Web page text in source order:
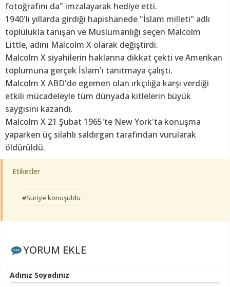
fotoğrafını da" imzalayarak hediye etti.
1940'lı yıllarda girdiği hapishanede "İslam milleti" adlı
toplulukla tanışan ve Müslümanlığı seçen Malcolm
Little, adını Malcolm X olarak değiştirdi.
Malcolm X siyahilerin haklarına dikkat çekti ve Amerikan
toplumuna gerçek İslam'ı tanıtmaya çalıştı.
Malcolm X ABD'de egemen olan ırkçılığa karşı verdiği
etkili mücadeleyle tüm dünyada kitlelerin büyük
saygısını kazandı.
Malcolm X 21 Şubat 1965'te New York'ta konuşma
yaparken üç silahlı saldırgan tarafından vurularak
öldürüldü.
Etiketler
#Suriye konuşuldu
YORUM EKLE
Adınız Soyadınız